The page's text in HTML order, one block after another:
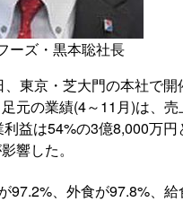
ーズ・黒本聡社長
東京・芝大門の本社で
元の業績(4～11月)は、
益は54%の3億8,000万
響した。
97.2%、外食が97.8%、